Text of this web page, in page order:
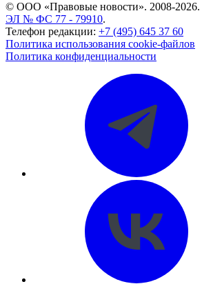
© ООО «Правовые новости». 2008-2026.
ЭЛ № ФС 77 - 79910.
Телефон редакции: +7 (495) 645 37 60
Политика использования cookie-файлов
Политика конфиденциальности